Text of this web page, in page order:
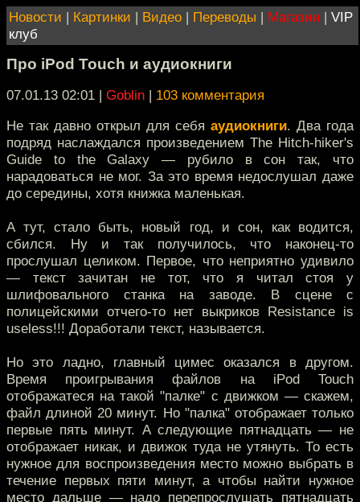
Новости | Картинки | Видео | Переводы | Магазин | VIP
клуб
Про iPod Touch и аудиокниги
07.01.13 02:01 | Goblin | 103 комментария
Не так давно открыл для себя аудиокниги. Два года
подряд наслаждался произведением The Hitch-hiker's
Guide to the Galaxy — рубило в сон так, что
нарадоваться не мог. За это время недослушал даже
до середины, хотя книжка маленькая.
А тут, стало быть, новый год, и сон, как водится,
сбился. Ну и так получилось, что наконец-то
прослушал целиком. Первое, что неприятно удивило
— текст зачитан не тот, что я читал стоя у
шлифовального станка на заводе. В сцене с
полицейскими отчего-то нет выкриков Resistance is
useless!!! Доработали текст, называется.
Но это ладно, главный цимес оказался в другом.
Время проигрывания файлов на iPod Touch
отображатеся на такой "палке" с движком — скажем,
файл длиной 20 минут. Но "палка" отображает только
первые пять минут. А следующие пятнадцать — не
отображает никак, и движок туда не утянуть. То есть
нужное для воспроизведения место можно выбрать в
течение первых пяти минут, а чтобы найти нужное
место дальше — надо перепрослушать пятнадцать